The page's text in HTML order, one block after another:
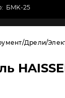
Дрели